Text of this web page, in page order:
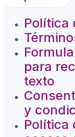
Política
para
texto
y
Política